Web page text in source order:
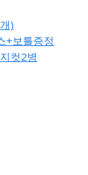
)
+보틀증정
컷2병